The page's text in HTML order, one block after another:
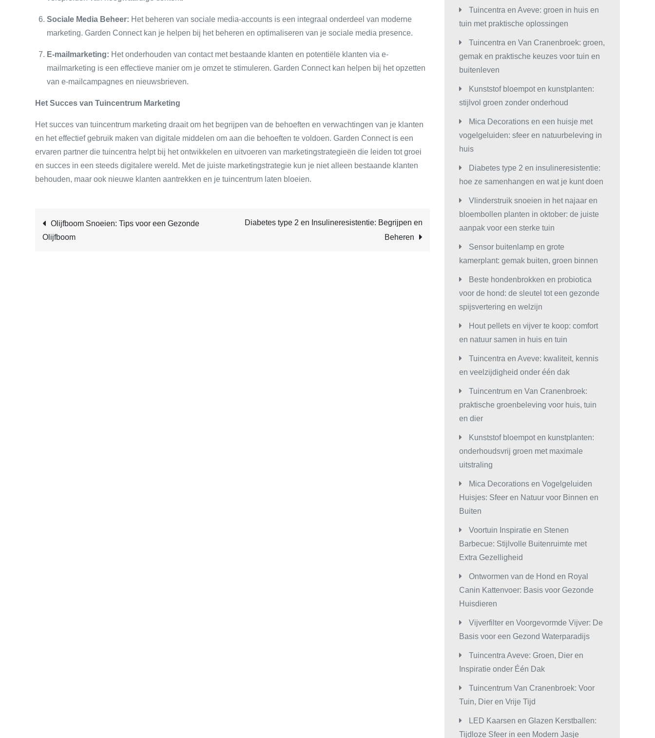
Sociale Media Beheer: Het beheren van sociale media-accounts is een integraal onderdeel van moderne
marketing. Garden Connect kan je helpen bij het beheren en optimaliseren van je sociale media presence.
E-mailmarketing: Het onderhouden van contact met bestaande klanten en potentiële klanten via e-
mailmarketing is een effectieve manier om je omzet te stimuleren. Garden Connect kan helpen bij het opzetten
van e-mailcampagnes en nieuwsbrieven.
Het Succes van Tuincentrum Marketing
Het succes van tuincentrum marketing draait om het begrijpen van de behoeften en verwachtingen van je klanten
en het effectief gebruik maken van digitale middelen om aan die behoeften te voldoen. Garden Connect is een
ervaren partner die tuincentra helpt bij het ontwikkelen en uitvoeren van marketingstrategieën die leiden tot groei
en succes in een steeds digitalere wereld. Met de juiste marketingstrategie kun je niet alleen bestaande klanten
behouden, maar ook nieuwe klanten aantrekken en je tuincentrum laten bloeien.
Post
Olijfboom Snoeien: Tips voor een Gezonde
Olijfboom
Diabetes type 2 en Insulineresistentie: Begrijpen en
Beheren
Tuincentra en Aveve: groen in huis en
tuin met praktische oplossingen
Tuincentra en Van Cranenbroek: groen,
gemak en praktische keuzes voor tuin en
buitenleven
Kunststof bloempot en kunstplanten:
stijlvol groen zonder onderhoud
Mica Decorations en een huisje met
vogelgeluiden: sfeer en natuurbeleving in
huis
Diabetes type 2 en insulineresistentie:
hoe ze samenhangen en wat je kunt doen
Vlinderstruik snoeien in het najaar en
bloembollen planten in oktober: de juiste
aanpak voor een sterke tuin
Sensor buitenlamp en grote
kamerplant: gemak buiten, groen binnen
Beste hondenbrokken en probiotica
voor de hond: de sleutel tot een gezonde
spijsvertering en welzijn
Hout pellets en vijver te koop: comfort
en natuur samen in huis en tuin
Tuincentra en Aveve: kwaliteit, kennis
en veelzijdigheid onder één dak
Tuincentrum en Van Cranenbroek:
praktische groenbeleving voor huis, tuin
en dier
Kunststof bloempot en kunstplanten:
onderhoudsvrij groen met maximale
uitstraling
Mica Decorations en Vogelgeluiden
Huisjes: Sfeer en Natuur voor Binnen en
Buiten
Voortuin Inspiratie en Stenen
Barbecue: Stijlvolle Buitenruimte met
Extra Gezelligheid
Ontwormen van de Hond en Royal
Canin Kattenvoer: Basis voor Gezonde
Huisdieren
Vijverfilter en Voorgevormde Vijver: De
Basis voor een Gezond Waterparadijs
Tuincentra Aveve: Groen, Dier en
Inspiratie onder Één Dak
Tuincentrum Van Cranenbroek: Voor
Tuin, Dier en Vrije Tijd
LED Kaarsen en Glazen Kerstballen:
Tijdloze Sfeer in een Modern Jasje